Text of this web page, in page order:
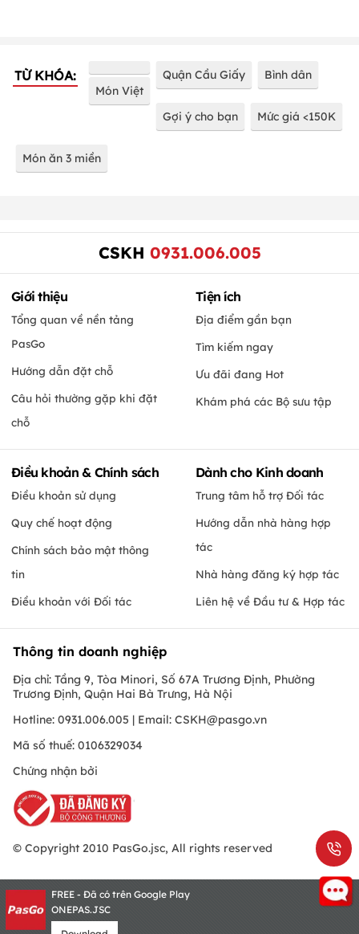
TỪ KHÓA:
Món Việt
Quận Cầu Giấy Bình dân
Gợi ý cho bạn Mức giá <150K
Món ăn 3 miền
CSKH 0931.006.005
Giới thiệu
Tổng quan về nền tảng
PasGo
Hướng dẫn đặt chỗ
Câu hỏi thường gặp khi đặt
chỗ
Tiện ích
Địa điểm gần bạn
Tìm kiếm ngay
Ưu đãi đang Hot
Khám phá các Bộ sưu tập
Điều khoản & Chính sách
Điều khoản sử dụng
Quy chế hoạt động
Chính sách bảo mật thông
tin
Điều khoản với Đối tác
Dành cho Kinh doanh
Trung tâm hỗ trợ Đối tác
Hướng dẫn nhà hàng hợp
tác
Nhà hàng đăng ký hợp tác
Liên hệ về Đầu tư & Hợp tác
Thông tin doanh nghiệp
Địa chỉ: Tầng 9, Tòa Minori, Số 67A Trương Định, Phường
Trương Định, Quận Hai Bà Trưng, Hà Nội
Hotline: 0931.006.005 | Email: CSKH@pasgo.vn
Mã số thuế: 0106329034
Chứng nhận bởi
© Copyright 2010 PasGo.jsc, All rights reserved
FREE - Đã có trên Google Play
ONEPAS.JSC